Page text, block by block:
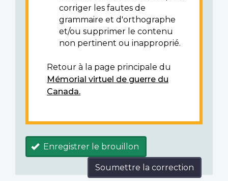
corriger les fautes de
grammaire et d'orthographe
et/ou supprimer le contenu
non pertinent ou inapproprié.
Retour à la page principale du
Mémorial virtuel de guerre du
Canada.
Enregistrer le brouillon
Soumettre la correction